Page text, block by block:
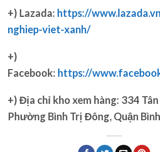
+) Lazada: https://
nghiep-viet-xanh/
+)
Facebook: https://
+) Địa chỉ kho xem hàng: 334
Phường Bình Trị Đông, Quận